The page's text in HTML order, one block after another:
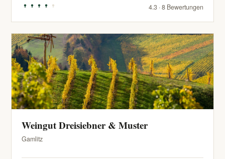
4.3 · 8 Bewertungen
Weingut Dreisiebner & Muster
Gamlitz